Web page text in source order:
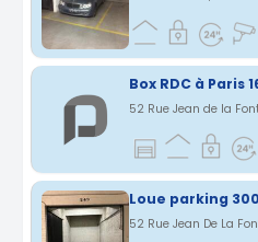
Box RDC à Paris